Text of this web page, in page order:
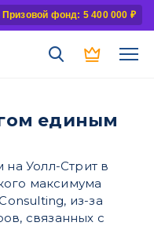
Призовой фонд: 5 400 000 ₽
единым
Уолл-Стрит в
максимума
из-за
связанных с